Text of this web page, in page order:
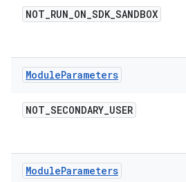
NOT_RUN_ON_SDK_SANDBOX
ModuleParameters
NOT_SECONDARY_USER
ModuleParameters